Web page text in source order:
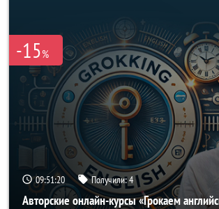
-15%
09:51:19 Получили:4
Авторские онлайн-курсы «Грокаем